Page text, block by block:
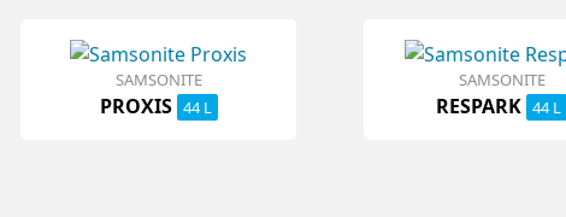
SAMSONITE
PROXIS 44 L
SAMSONITE
RESPARK 44 L